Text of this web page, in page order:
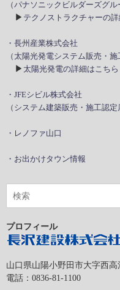
（パナソニックビルダーズグル
▶ テクノストラクチャーの
・長州産業株式会社
（太陽光発電システム販売・施
▶ 太陽光発電の詳細はこちら
・JFEシビル株式会社
（システム建築販売・施工認定
・レノファ山口
・お出かけタウン情報
プロフィール
山口県山陽小野田市大字西高
電話：0836-81-1100